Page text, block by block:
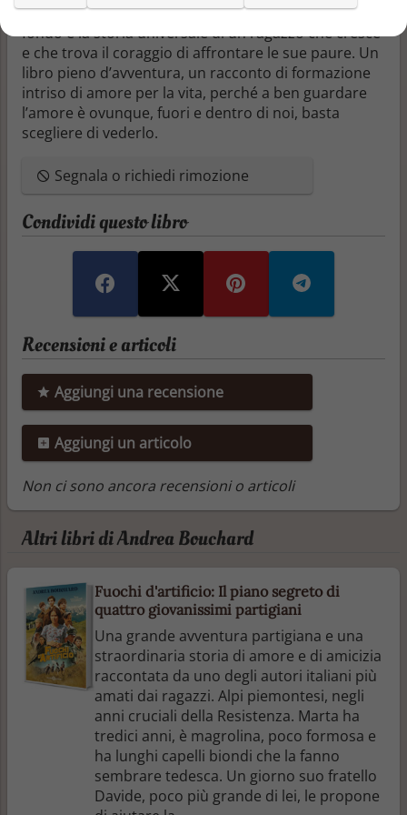
rispetto per gli altri, la scoperta del diverso, ma in
fondo è la storia universale di un ragazzo che cresce
e che trova il coraggio di affrontare le sue paure. Un
libro pieno d’avventura, un racconto di formazione
intriso di amore per la vita, perché a ben guardare
l’amore è ovunque, fuori e dentro di noi, basta
scegliere di vederlo.
Segnala o richiedi rimozione
Condividi questo libro
Recensioni e articoli
Aggiungi una recensione
Aggiungi un articolo
Non ci sono ancora recensioni o articoli
Altri libri di Andrea Bouchard
Fuochi d'artificio: Il piano segreto di
quattro giovanissimi partigiani
Una grande avventura partigiana e una
straordinaria storia di amore e di amicizia
raccontata da uno degli autori italiani più
amati dai ragazzi. Alpi piemontesi, negli
anni cruciali della Resistenza. Marta ha
tredici anni, è magrolina, poco formosa e
ha lunghi capelli biondi che la fanno
sembrare tedesca. Un giorno suo fratello
Davide, poco più grande di lei, le propone